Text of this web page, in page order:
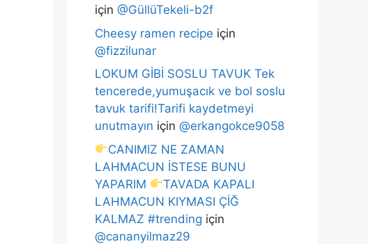
için @GüllüTekeli-b2f
Cheesy ramen recipe için
@fizzilunar
LOKUM GİBİ SOSLU TAVUK Tek
tencerede,yumuşacık ve bol soslu
tavuk tarifi!Tarifi kaydetmeyi
unutmayın için @erkangokce9058
CANIMIZ NE ZAMAN
LAHMACUN İSTESE BUNU
YAPARIM
TAVADA KAPALI
LAHMACUN KIYMASI ÇİĞ
KALMAZ #trending için
@cananyilmaz29